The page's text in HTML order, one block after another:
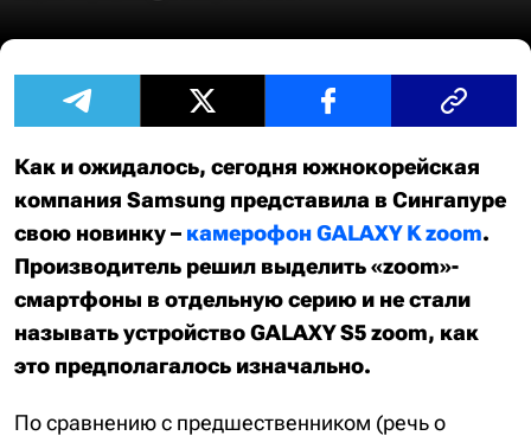
Как и ожидалось, сегодня южнокорейская
компания Samsung представила в Сингапуре
свою новинку – камерофон GALAXY K zoom.
Производитель решил выделить «zoom»-
смартфоны в отдельную серию и не стали
называть устройство GALAXY S5 zoom, как
это предполагалось изначально.
По сравнению с предшественником (речь о